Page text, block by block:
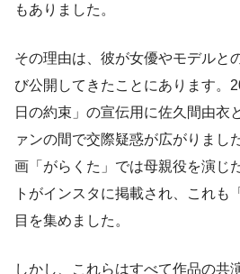
もありました。
その理由は、彼が女優やモデルと
び公開してきたことにあります。
日の約束」の宣伝用に佐久間由衣
ァンの間で交際疑惑が広がりまし
画「がらくた」では母親役を演じ
トがインスタに掲載され、これも
目を集めました。
しかし、これらはすべて作品の共